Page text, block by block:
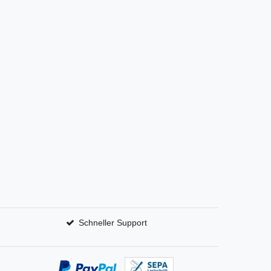
Schneller Support